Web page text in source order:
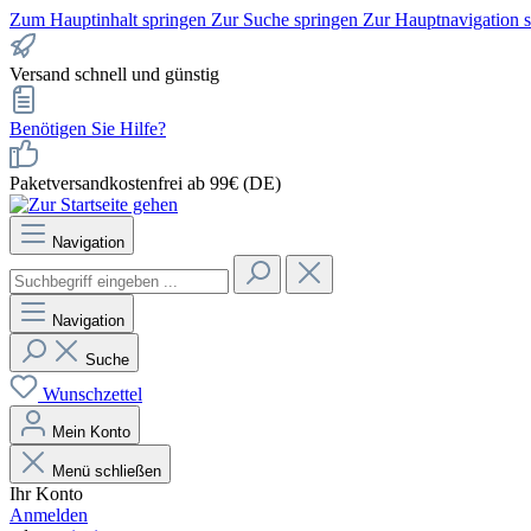
Zum Hauptinhalt springen Zur Suche springen Zur Hauptnavigation
Versand schnell und günstig
Benötigen Sie Hilfe?
Paketversandkostenfrei ab 99€ (DE)
Navigation
Navigation
Suche
Wunschzettel
Mein Konto
Menü schließen
Ihr Konto
Anmelden